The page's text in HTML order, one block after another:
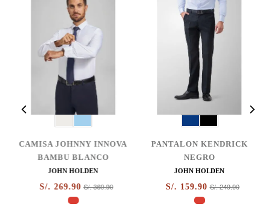
CAMISA JOHNNY INNOVA
BAMBU BLANCO
JOHN HOLDEN
S/. 269.90 S/. 369.90
PANTALON KENDRICK
NEGRO
JOHN HOLDEN
S/. 159.90 S/. 249.90